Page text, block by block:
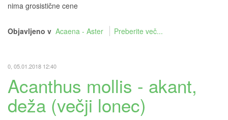
nima grosistične cene
Objavljeno v Acaena - Aster Preberite več...
0, 05.01.2018 12:40
Acanthus mollis - akant,
deža (večji lonec)